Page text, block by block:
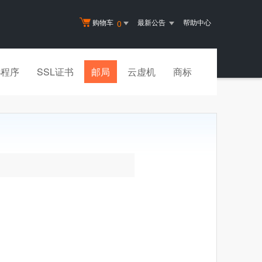
购物车 0 最新公告 帮助中心
序 SSL证书 邮局 云虚机 商标